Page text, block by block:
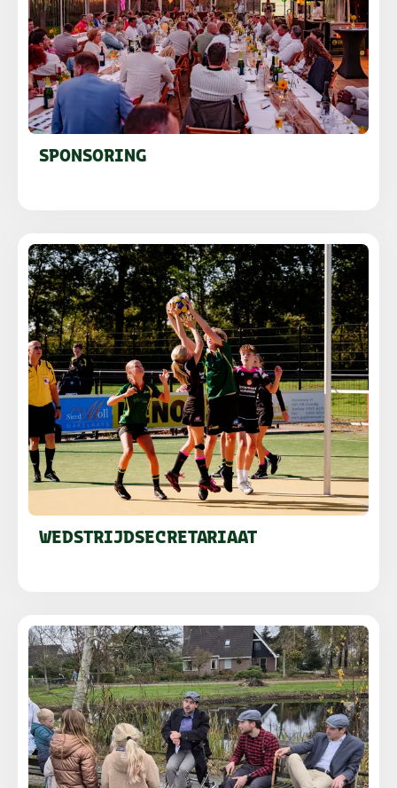
SPONSORING
WEDSTRIJDSECRETARIAAT